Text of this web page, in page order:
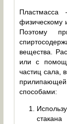
физическому
Поэтому
вещества.
или с
частиц сала,
способами: